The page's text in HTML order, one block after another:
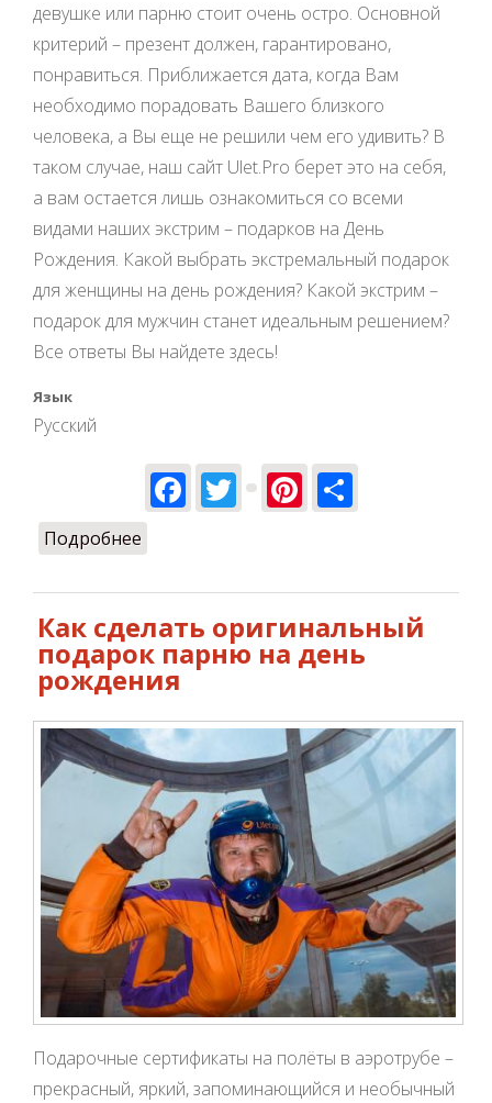
девушке или парню стоит очень остро. Основной
критерий – презент должен, гарантировано,
понравиться. Приближается дата, когда Вам
необходимо порадовать Вашего близкого
человека, а Вы еще не решили чем его удивить? В
таком случае, наш сайт Ulet.Pro берет это на себя,
а вам остается лишь ознакомиться со всеми
видами наших экстрим – подарков на День
Рождения. Какой выбрать экстремальный подарок
для женщины на день рождения? Какой экстрим –
подарок для мужчин станет идеальным решением?
Все ответы Вы найдете здесь!
Язык
Русский
Facebook
TwitterPinterest
Подробнее
Как сделать оригинальный
подарок парню на день
рождения
Подарочные сертификаты на полёты в аэротрубе –
прекрасный, яркий, запоминающийся и необычный